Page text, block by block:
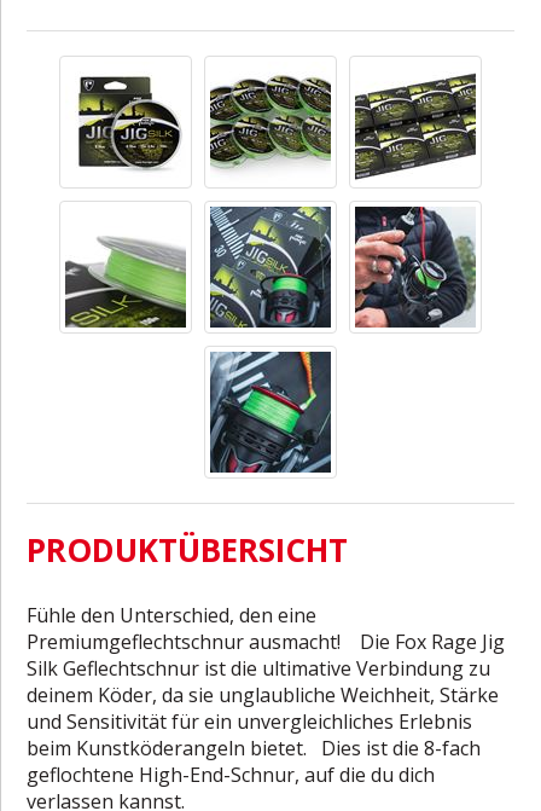
PRODUKTÜBERSICHT
Fühle den Unterschied, den eine
Premiumgeflechtschnur ausmacht! Die Fox Rage Jig
Silk Geflechtschnur ist die ultimative Verbindung zu
deinem Köder, da sie unglaubliche Weichheit, Stärke
und Sensitivität für ein unvergleichliches Erlebnis
beim Kunstköderangeln bietet. Dies ist die 8-fach
geflochtene High-End-Schnur, auf die du dich
verlassen kannst.